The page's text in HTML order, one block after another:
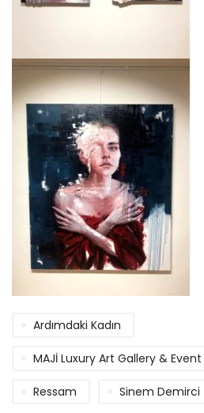
Ardımdaki Kadın
MAJİ Luxury Art Gallery & Event
Ressam Sinem Demirci